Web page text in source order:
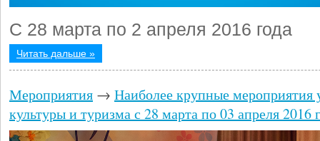
С 28 марта по 2 апреля 2016 года
Читать дальше »
Мероприятия → Наиболее крупные мероприятия
культуры и туризма с 28 марта по 03 апреля 2016